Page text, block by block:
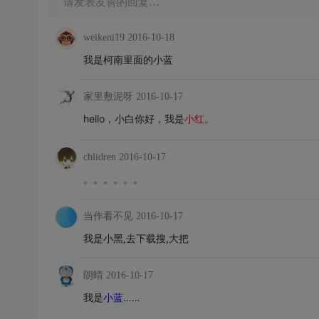
weikeni19 2016-10-18
我是柯南里面的小蓝
家里敷泥呀 2016-10-17
hello，小白你好，我是小红。
chlidren 2016-10-17
。。。。。。
当作看不见 2016-10-17
我是小黑,去下载搜,大把
朗晴 2016-10-17
我是小蓝……